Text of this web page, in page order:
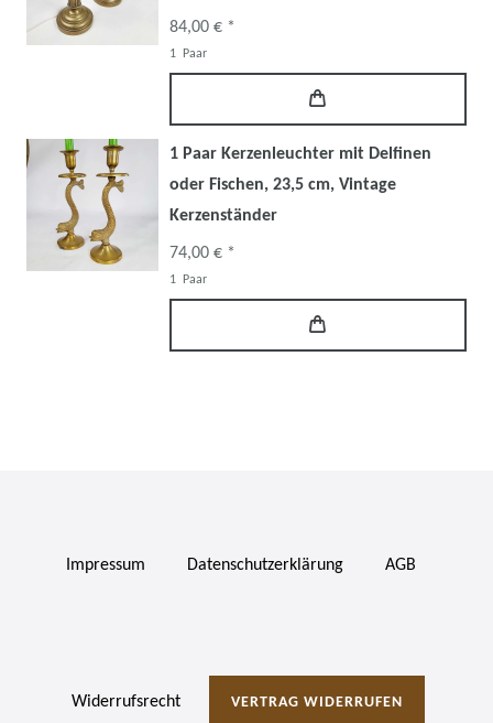
84,00 € *
1 Paar
1 Paar Kerzenleuchter mit Delfinen
oder Fischen, 23,5 cm, Vintage
Kerzenständer
74,00 € *
1 Paar
Impressum Daten­schutz­erklärung AGB
Widerrufs­recht VERTRAG WIDERRUFEN